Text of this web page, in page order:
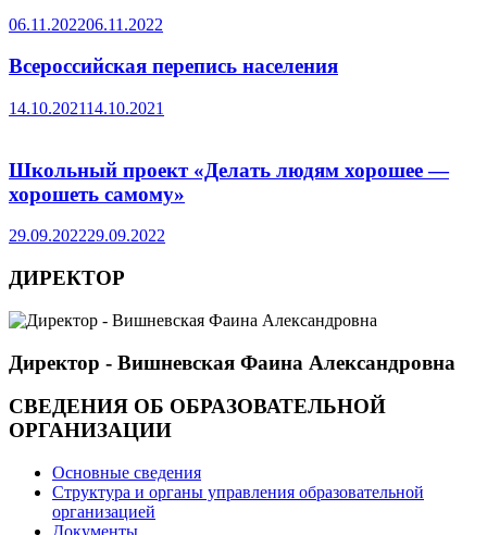
06.11.202206.11.2022
Всероссийская перепись населения
14.10.202114.10.2021
Школьный проект «Делать людям хорошее —
хорошеть самому»
29.09.202229.09.2022
ДИРЕКТОР
Директор - Вишневская Фаина Александровна
СВЕДЕНИЯ ОБ ОБРАЗОВАТЕЛЬНОЙ
ОРГАНИЗАЦИИ
Основные сведения
Структура и органы управления образовательной
организацией
Документы